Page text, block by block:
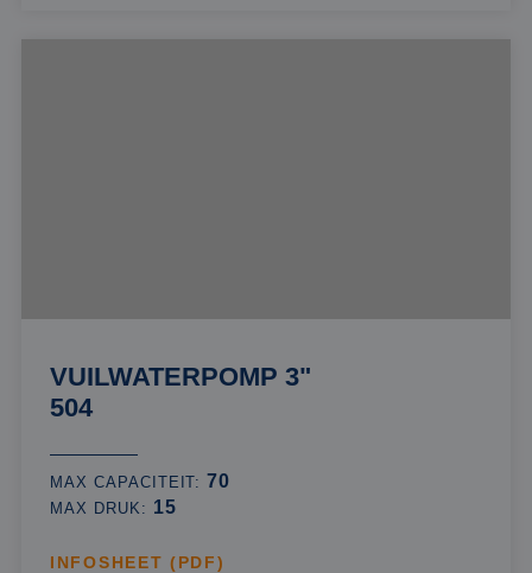
VUILWATERPOMP 3"
504
MAX CAPACITEIT: 70
MAX DRUK: 15
INFOSHEET (PDF)